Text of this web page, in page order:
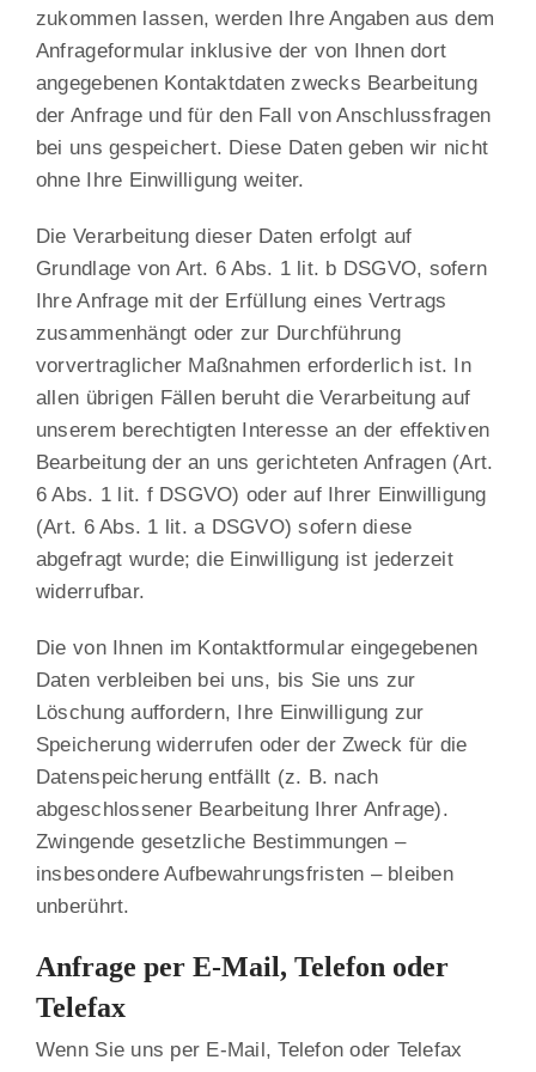
zukommen lassen, werden Ihre Angaben aus dem
Anfrageformular inklusive der von Ihnen dort
angegebenen Kontaktdaten zwecks Bearbeitung
der Anfrage und für den Fall von Anschlussfragen
bei uns gespeichert. Diese Daten geben wir nicht
ohne Ihre Einwilligung weiter.
Die Verarbeitung dieser Daten erfolgt auf
Grundlage von Art. 6 Abs. 1 lit. b DSGVO, sofern
Ihre Anfrage mit der Erfüllung eines Vertrags
zusammenhängt oder zur Durchführung
vorvertraglicher Maßnahmen erforderlich ist. In
allen übrigen Fällen beruht die Verarbeitung auf
unserem berechtigten Interesse an der effektiven
Bearbeitung der an uns gerichteten Anfragen (Art.
6 Abs. 1 lit. f DSGVO) oder auf Ihrer Einwilligung
(Art. 6 Abs. 1 lit. a DSGVO) sofern diese
abgefragt wurde; die Einwilligung ist jederzeit
widerrufbar.
Die von Ihnen im Kontaktformular eingegebenen
Daten verbleiben bei uns, bis Sie uns zur
Löschung auffordern, Ihre Einwilligung zur
Speicherung widerrufen oder der Zweck für die
Datenspeicherung entfällt (z. B. nach
abgeschlossener Bearbeitung Ihrer Anfrage).
Zwingende gesetzliche Bestimmungen –
insbesondere Aufbewahrungsfristen – bleiben
unberührt.
Anfrage per E-Mail, Telefon oder
Telefax
Wenn Sie uns per E-Mail, Telefon oder Telefax